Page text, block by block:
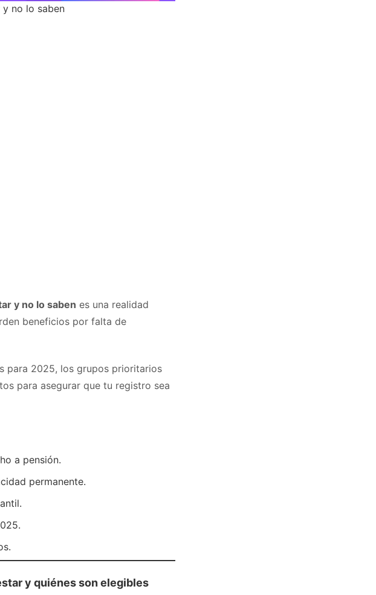
y no lo saben
y no lo saben es una realidad
beneficios por falta de
para 2025, los grupos prioritarios
para asegurar que tu registro sea
a pensión.
permanente.
y quiénes son elegibles